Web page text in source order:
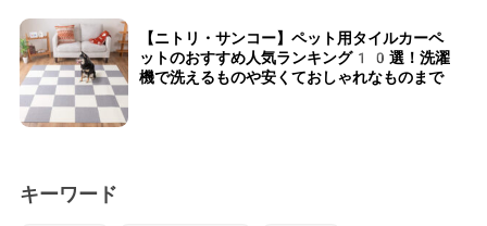
【ニトリ・サンコー】ペット用タイルカーペ
ットのおすすめ人気ランキング10選！洗濯
機で洗えるものや安くておしゃれなものまで
キーワード